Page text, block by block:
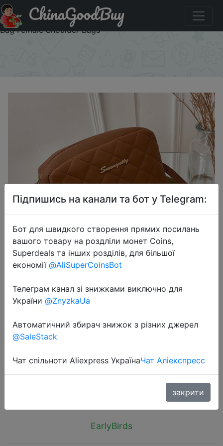
Знижка на 2025 Fashion Crossbody Bags Women's Soft
Pu Leather Letter Bag Simple Solid Diamond Lattice Tote
Bag Female Shoulder Bags
ChinaGoodBuy
2025-05-31
2025 Fashion Crossbody Bags
Women's Soft Pu Leather Letter Bag
Simple Solid Diamond Lattice Tote
EarlyBirds
Підпишись на канали та бот у Telegram:
Бот для швидкого створення прямих посилань
вашого товару на роздліли монет Coins,
Superdeals та інших розділів, для більшої
економії @AliSuperCoinsBot
Телеграм канал зі знижками виключно для
України @ZnyzkaUa
Автоматичний збирач знижок з різних джерел
@SaleStack
Чат спільноти Aliexpress УкраїнаЧат Аліекспресс
закрити